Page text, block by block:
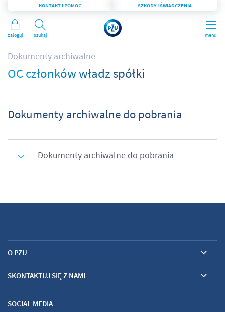
menu
Szukaj
KONTAKT I POMOC SZKODY I ŚWIADCZENIA
Zaloguj
Dokumenty archiwalne
OC członków władz spółki
Dokumenty archiwalne do pobrania
Dokumenty archiwalne do pobrania
O PZU
SKONTAKTUJ SIĘ Z NAMI
SOCIAL MEDIA